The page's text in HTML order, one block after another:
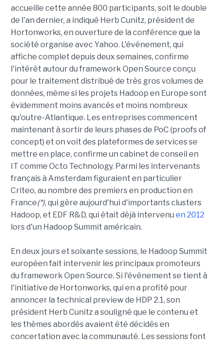
accueille cette année 800 participants, soit le double
de l'an dernier, a indiqué Herb Cunitz, président de
Hortonworks, en ouverture de la conférence que la
société organise avec Yahoo. L'événement, qui
affiche complet depuis deux semaines, confirme
l'intérêt autour du framework Open Source conçu
pour le traitement distribué de très gros volumes de
données, même si les projets Hadoop en Europe sont
évidemment moins avancés et moins nombreux
qu'outre-Atlantique. Les entreprises commencent
maintenant à sortir de leurs phases de PoC (proofs of
concept) et on voit des plateformes de services se
mettre en place, confirme un cabinet de conseil en
IT comme Octo Technology. Parmi les intervenants
français à Amsterdam figuraient en particulier
Criteo, au nombre des premiers en production en
France(*), qui gère aujourd'hui d'importants clusters
Hadoop, et EDF R&D, qui était déjà intervenu en 2012
lors d'un Hadoop Summit américain.
En deux jours et soixante sessions, le Hadoop Summit
européen fait intervenir les principaux promoteurs
du framework Open Source. Si l'événement se tient à
l'initiative de Hortonworks, qui en a profité pour
annoncer la technical preview de HDP 2.1, son
président Herb Cunitz a souligné que le contenu et
les thèmes abordés avaient été décidés en
concertation avec la communauté. Les sessions font